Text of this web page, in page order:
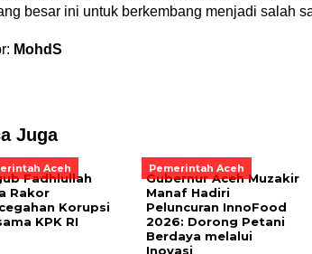
besar ini untuk berkembang menjadi salah
MohdS
Juga
Aceh
Fadhlullah
Rakor
Korupsi
KPK RI
Pemerintah Aceh
Gubernur Aceh Muzakir
Manaf Hadiri
Peluncuran InnoFood
2026: Dorong Petani
Berdaya melalui
Inovasi